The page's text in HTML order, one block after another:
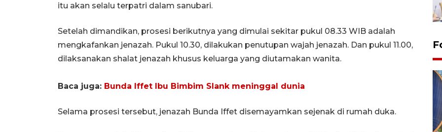
itu akan selalu terpatri dalam sanubari.
Setelah dimandikan, prosesi berikutnya yang dimulai sekitar pukul 08.33 WIB adalah
mengkafankan jenazah. Pukul 10.30, dilakukan penutupan wajah jenazah. Dan pukul 11.00,
dilaksanakan shalat jenazah khusus keluarga yang diutamakan wanita.
Baca juga: Bunda Iffet Ibu Bimbim Slank meninggal dunia
Selama prosesi tersebut, jenazah Bunda Iffet disemayamkan sejenak di rumah duka.